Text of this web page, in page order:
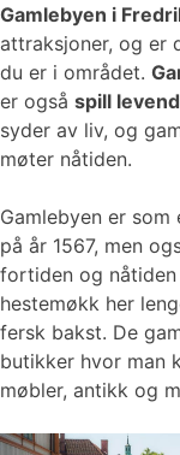
Gamlebyen i
attraksjoner, og er
du er i området.
er også spill
syder av liv, og
møter nåtiden.
Gamlebyen er
på år 1567, men
fortiden og
hestemøkk her
fersk bakst. De
butikker hvor man
møbler, antikk og